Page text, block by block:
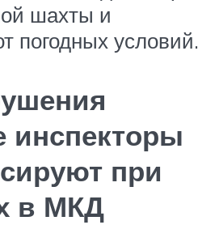
шахты и
погодных условий.
инспекторы
при
в МКД